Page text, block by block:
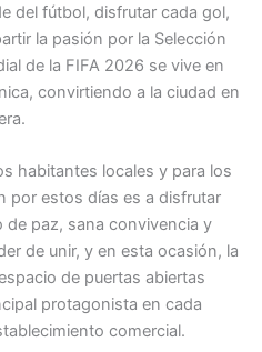
del fútbol, disfrutar cada gol,
la pasión por la Selección
de la FIFA 2026 se vive en
convirtiendo a la ciudad en
habitantes locales y para los
por estos días es a disfrutar
paz, sana convivencia y
de unir, y en esta ocasión, la
de puertas abiertas
protagonista en cada
comercial.